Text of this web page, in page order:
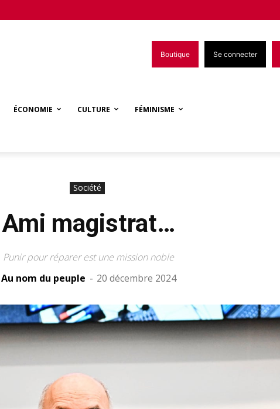
Boutique Se connecter
ÉCONOMIE CULTURE FÉMINISME
Société
Ami magistrat…
Punir pour réparer est une mission noble
Au nom du peuple - 20 décembre 2024